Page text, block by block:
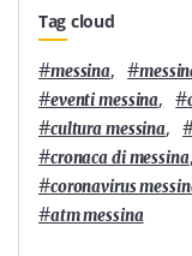
Tag cloud
#messina, #
#eventi messina, #
#cultura messina,
#cronaca di messina,
#coronavirus
#atm messina